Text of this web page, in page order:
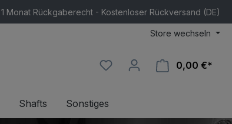
1 Monat Rückgaberecht - Kostenloser Rückversand (DE)
Store wechseln
0,00 €*
Shafts Sonstiges